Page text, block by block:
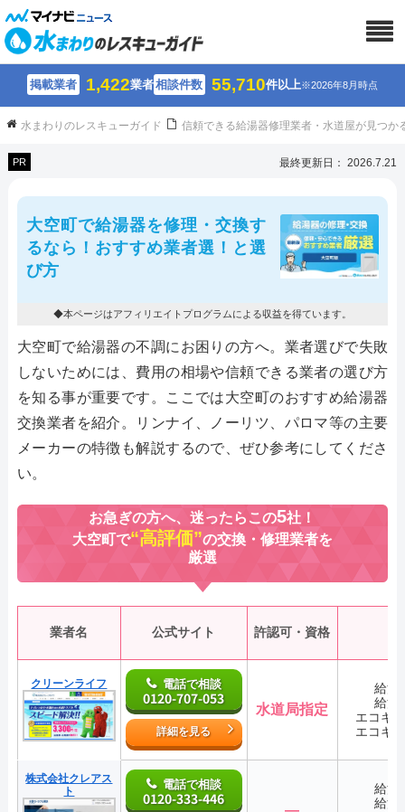
掲載業者 1,422業者相談件数 55,710件以上※2026年8月時点
水まわりのレスキューガイド 信頼できる給湯器修理業者・水道屋が見つか
PR 最終更新日： 2026.7.21
大空町で給湯器を修理・交換す
るなら！おすすめ業者選！と選
び方
◆本ページはアフィリエイトプログラムによる収益を得ています。
大空町で給湯器の不調にお困りの方へ。業者選びで失敗
しないためには、費用の相場や信頼できる業者の選び方
を知る事が重要です。ここでは大空町のおすすめ給湯器
交換業者を紹介。リンナイ、ノーリツ、パロマ等の主要
メーカーの特徴も解説するので、ぜひ参考にしてくださ
い。
お急ぎの方へ、迷ったらこの5社！
大空町で“高評価”の交換・修理業者を
厳選
業者名 公式サイト 許認可・資格
クリーンライフ 電話で相談
0120-707-053
詳細を見る
水道局指定
給湯
給湯
エコキ
エコキ
株式会社クレアス
ト
電話で相談
0120-333-446
給湯
給湯